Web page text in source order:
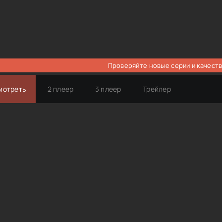
Проверяйте новые серии и
2 плеер 3 плеер Трейлер